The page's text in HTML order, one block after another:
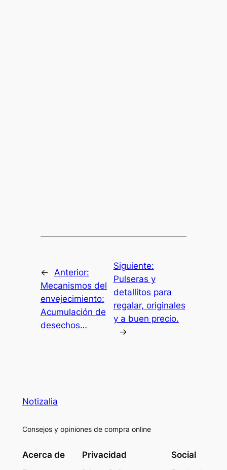
← Anterior:
Mecanismos del
envejecimiento:
Acumulación de
desechos…
Siguiente:
Pulseras y
detallitos para
regalar, originales
y a buen precio.
→
Notizalia
Consejos y opiniones de compra online
Acerca de Privacidad Social